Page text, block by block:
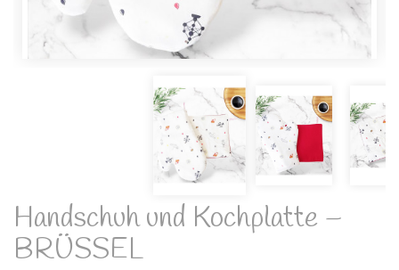
Handschuh und Kochplatte –
BRÜSSEL